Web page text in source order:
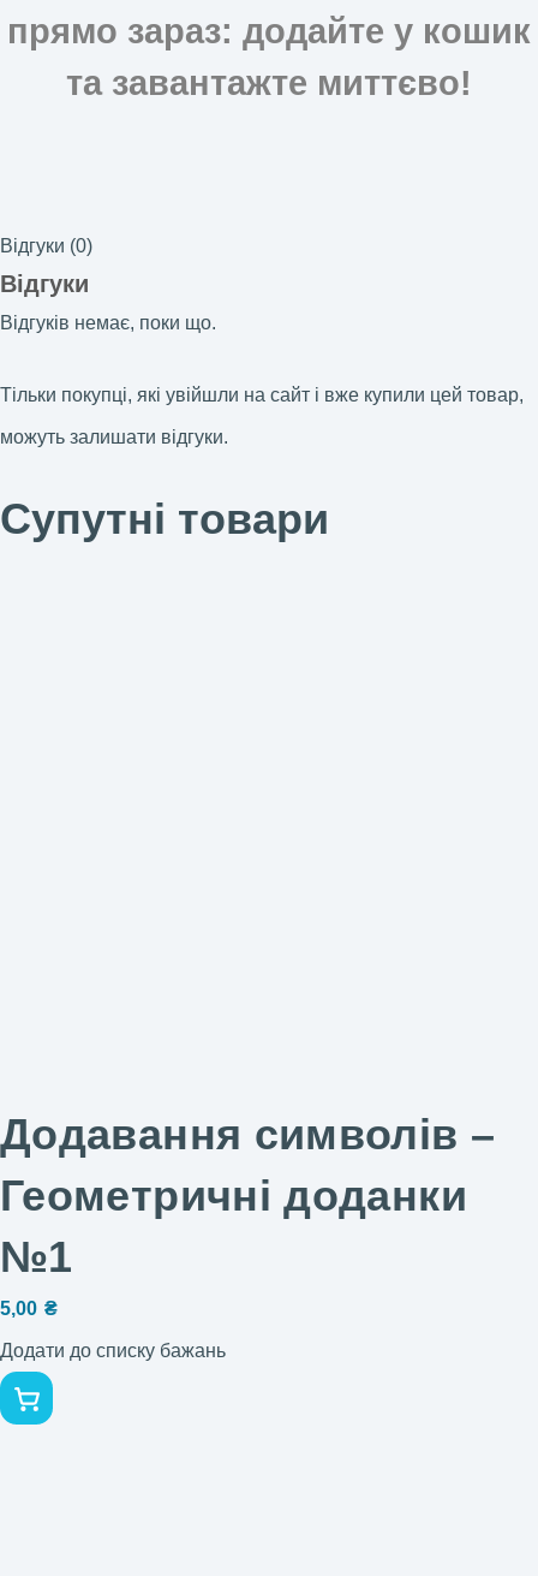
прямо зараз: додайте у кошик
та завантажте миттєво!
Відгуки (0)
Відгуки
Відгуків немає, поки що.
Тільки покупці, які увійшли на сайт і вже купили цей товар,
можуть залишати відгуки.
Супутні товари
Додавання символів –
Геометричні доданки
№1
5,00 ₴
Додати до списку бажань